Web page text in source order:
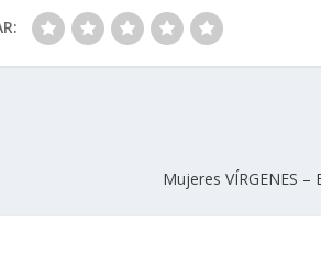
Mujeres VÍRGENES –